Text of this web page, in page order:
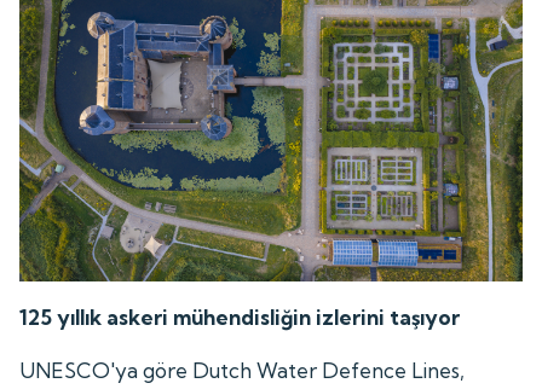
125 yıllık askeri mühendisliğin izlerini taşıyor
UNESCO'ya göre Dutch Water Defence Lines,